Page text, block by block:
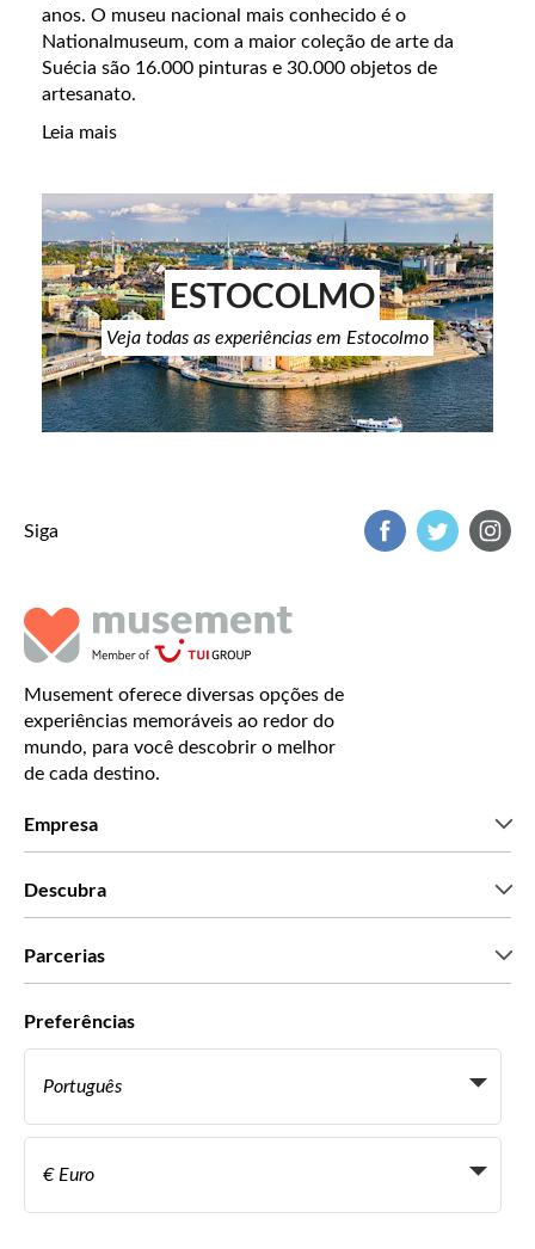
anos. O museu nacional mais conhecido é o
Nationalmuseum, com a maior coleção de arte da
Suécia são 16.000 pinturas e 30.000 objetos de
artesanato.
Leia mais
ESTOCOLMO
Veja todas as experiências em Estocolmo
Siga
Musement oferece diversas opções de
experiências memoráveis ao redor do
mundo, para você descobrir o melhor
de cada destino.
Empresa
Descubra
Parcerias
Torne-se um Supplier
Torne-se parceiro de distribuição
Preferências
Português
Italiano
Français
Español
€ Euro